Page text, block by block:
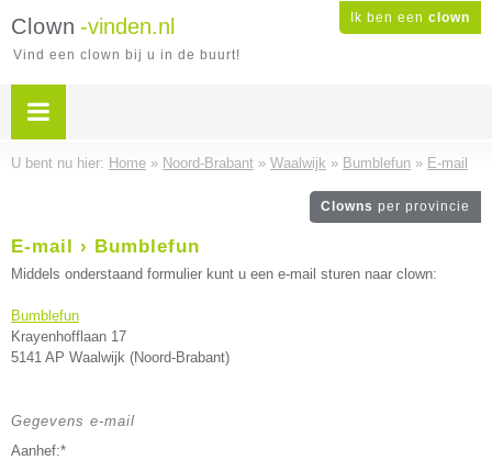
Ik ben een clown
Clown -vinden.nl
Vind een clown bij u in de buurt!
U bent nu hier: Home » Noord-Brabant » Waalwijk » Bumblefun » E-mail
Clowns per provincie
E-mail › Bumblefun
Middels onderstaand formulier kunt u een e-mail sturen naar clown:
Bumblefun
Krayenhofflaan 17
5141 AP Waalwijk (Noord-Brabant)
Gegevens e-mail
Aanhef:*